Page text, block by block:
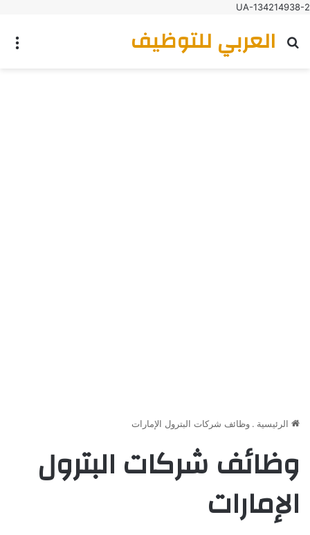
UA-134214938-2
العربي للتوظيف
بحث عن
الرئيسية . وظائف شركات البترول الإمارات
وظائف شركات البترول
الإمارات